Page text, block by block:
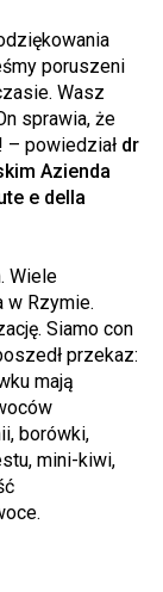
poruszeni
Wasz
sprawia, że
– powiedział dr
Azienda
e della
Wiele
w Rzymie.
Siamo con
przekaz:
mają
borówki,
mini-kiwi,